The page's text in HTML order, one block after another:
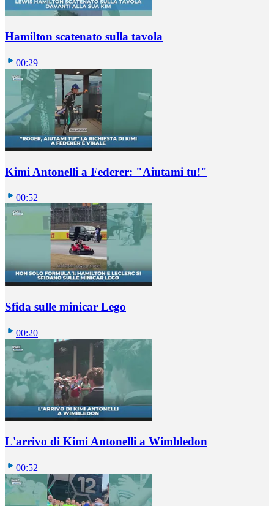
Hamilton scatenato sulla tavola
00:29
Kimi Antonelli a Federer: "Aiutami tu!"
00:52
Sfida sulle minicar Lego
00:20
L'arrivo di Kimi Antonelli a Wimbledon
00:52